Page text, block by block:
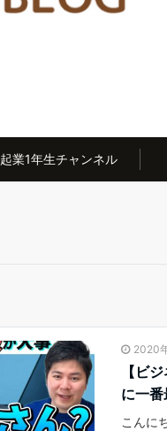
起業1年生チャンネル
2020
【ビ
に一
こんに